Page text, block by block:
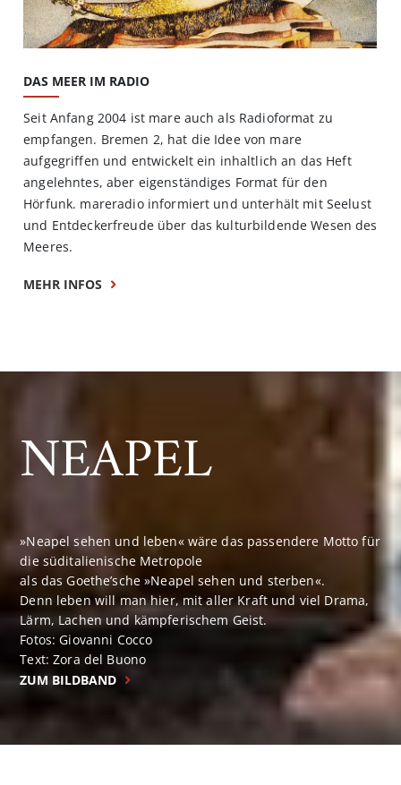
DAS MEER IM RADIO
Seit Anfang 2004 ist mare auch als Radioformat zu
empfangen. Bremen 2, hat die Idee von mare
aufgegriffen und entwickelt ein inhaltlich an das Heft
angelehntes, aber eigenständiges Format für den
Hörfunk. mareradio informiert und unterhält mit Seelust
und Entdeckerfreude über das kulturbildende Wesen des
Meeres.
MEHR INFOS
NEAPEL
»Neapel sehen und leben« wäre das passendere Motto für
die süditalienische Metropole
als das Goethe’sche »Neapel sehen und sterben«.
Denn leben will man hier, mit aller Kraft und viel Drama,
Lärm, Lachen und kämpferischem Geist.
Fotos: Giovanni Cocco
Text: Zora del Buono
ZUM BILDBAND